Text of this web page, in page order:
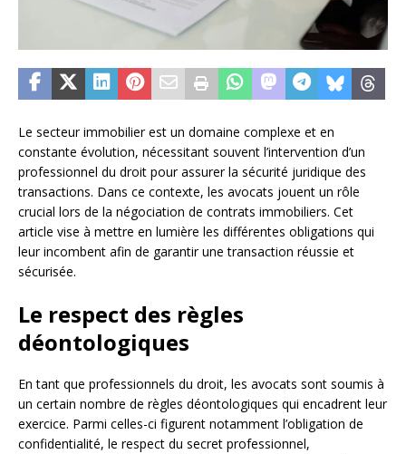
Le secteur immobilier est un domaine complexe et en
constante évolution, nécessitant souvent l’intervention d’un
professionnel du droit pour assurer la sécurité juridique des
transactions. Dans ce contexte, les avocats jouent un rôle
crucial lors de la négociation de contrats immobiliers. Cet
article vise à mettre en lumière les différentes obligations qui
leur incombent afin de garantir une transaction réussie et
sécurisée.
Le respect des règles
déontologiques
En tant que professionnels du droit, les avocats sont soumis à
un certain nombre de règles déontologiques qui encadrent leur
exercice. Parmi celles-ci figurent notamment l’obligation de
confidentialité, le respect du secret professionnel,